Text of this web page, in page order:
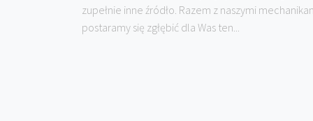
zupełnie inne źródło. Razem z naszymi
postaramy się zgłębić dla Was ten...